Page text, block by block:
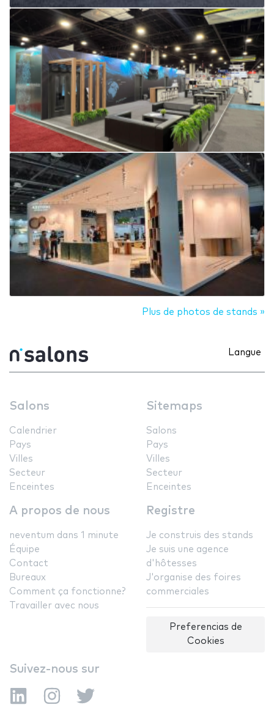
Plus de photos de stands »
Langue
Salons
Calendrier
Pays
Villes
Secteur
Enceintes
Sitemaps
Salons
Pays
Villes
Secteur
Enceintes
A propos de nous
neventum dans 1 minute
Équipe
Contact
Bureaux
Comment ça fonctionne?
Travailler avec nous
Registre
Je construis des stands
Je suis une agence
d'hôtesses
J'organise des foires
commerciales
Preferencias de
Cookies
Suivez-nous sur